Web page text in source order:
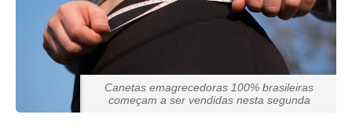
Canetas emagrecedoras 100% brasileiras
começam a ser vendidas nesta segunda